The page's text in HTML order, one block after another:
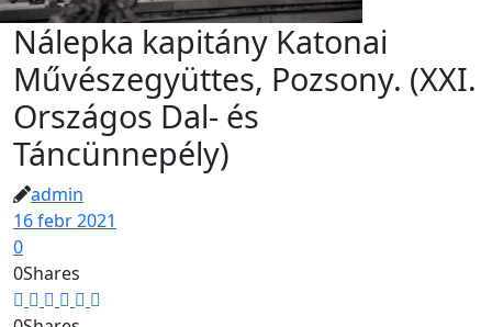
Nálepka kapitány Katonai
Művészegyüttes, Pozsony. (XXI.
Országos Dal- és
Táncünnepély)
admin
16 febr 2021
0
0Shares